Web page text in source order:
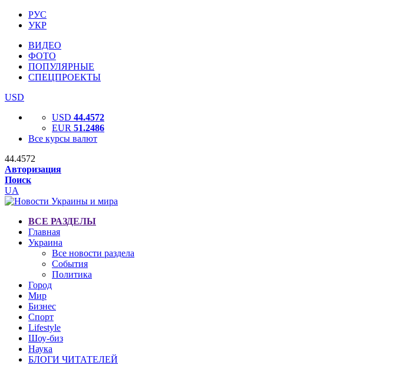
РУС
УКР
ВИДЕО
ФОТО
ПОПУЛЯРНЫЕ
СПЕЦПРОЕКТЫ
USD
USD 44.4572
EUR 51.2486
Все курсы валют
44.4572
Авторизация
Поиск
UA
ВСЕ РАЗДЕЛЫ
Главная
Украина
Все новости раздела
События
Политика
Город
Мир
Бизнес
Спорт
Lifestyle
Шоу-биз
Наука
БЛОГИ ЧИТАТЕЛЕЙ